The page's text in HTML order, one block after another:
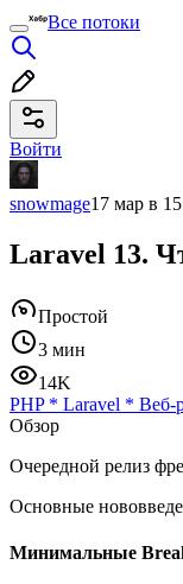
Все потоки
Войти
snowmage17 мар в
Laravel 13.
Простой
3 мин
14K
PHP* Laravel * Веб-
Обзор
Очередной релиз
Основные
Минимальные